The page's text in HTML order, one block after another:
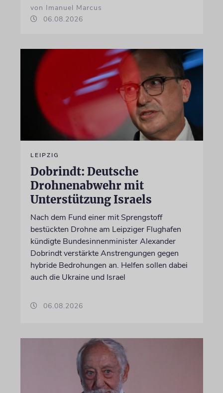
von Imanuel Marcus
06.08.2026
LEIPZIG
Dobrindt: Deutsche
Drohnenabwehr mit
Unterstützung Israels
Nach dem Fund einer mit Sprengstoff
bestückten Drohne am Leipziger Flughafen
kündigte Bundesinnenminister Alexander
Dobrindt verstärkte Anstrengungen gegen
hybride Bedrohungen an. Helfen sollen dabei
auch die Ukraine und Israel
06.08.2026